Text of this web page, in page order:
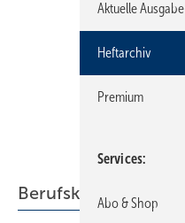
Berufskleidung
Aktuelle Ausgabe
Heftarchiv
Premium
Services
Abo & Shop